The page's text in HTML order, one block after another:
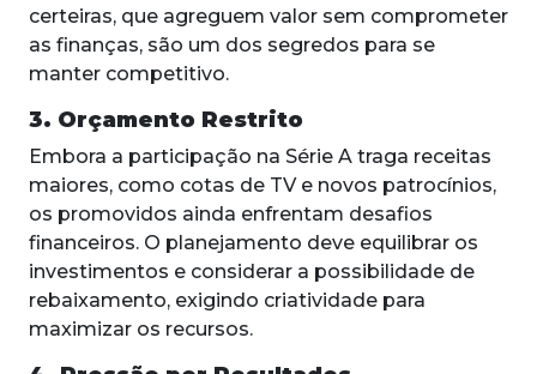
certeiras, que agreguem valor sem comprometer
as finanças, são um dos segredos para se
manter competitivo.
3. Orçamento Restrito
Embora a participação na Série A traga receitas
maiores, como cotas de TV e novos patrocínios,
os promovidos ainda enfrentam desafios
financeiros. O planejamento deve equilibrar os
investimentos e considerar a possibilidade de
rebaixamento, exigindo criatividade para
maximizar os recursos.